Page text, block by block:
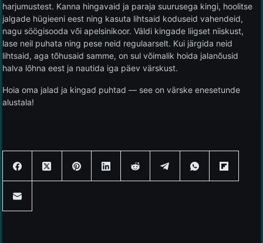
harjumustest. Kanna hingavaid ja paraja suurusega kingi, hoolitse
jalgade hügieeni eest ning kasuta lihtsaid koduseid vahendeid,
nagu söögisooda või apelsinikoor. Väldi kingade liigset niiskust,
lase neil puhata ning pese neid regulaarselt. Kui järgida neid
lihtsaid, aga tõhusaid samme, on sul võimalik hoida jalanõusid
halva lõhna eest ja nautida iga päev värskust.
Hoia oma jalad ja kingad puhtad — see on värske enesetunde
alustala!